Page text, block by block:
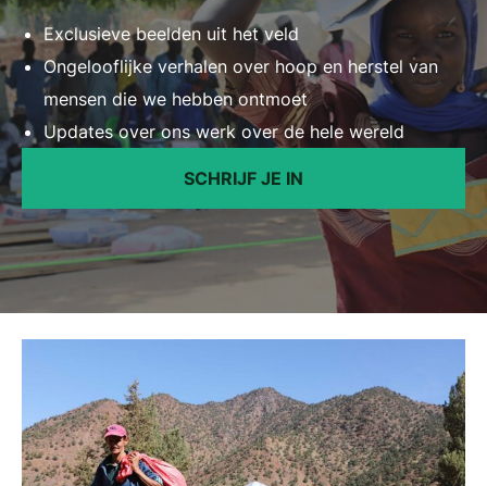
Exclusieve beelden uit het veld
Ongelooflijke verhalen over hoop en herstel van
mensen die we hebben ontmoet
Updates over ons werk over de hele wereld
SCHRIJF JE IN